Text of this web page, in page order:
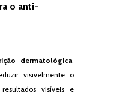
o anti-
dermatológica,
visivelmente o
visíveis e